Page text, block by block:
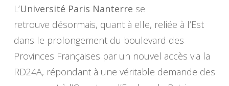
L’Université Paris Nanterre se
retrouve désormais, quant à elle, reliée à l’Est
dans le prolongement du boulevard des
Provinces Françaises par un nouvel accès via la
RD24A, répondant à une véritable demande des